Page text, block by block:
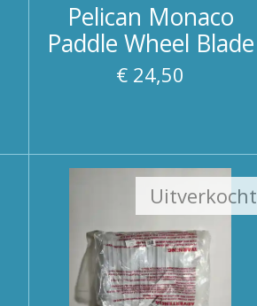
Pelican Monaco
Paddle Wheel Blade
€ 24,50
Uitverkocht